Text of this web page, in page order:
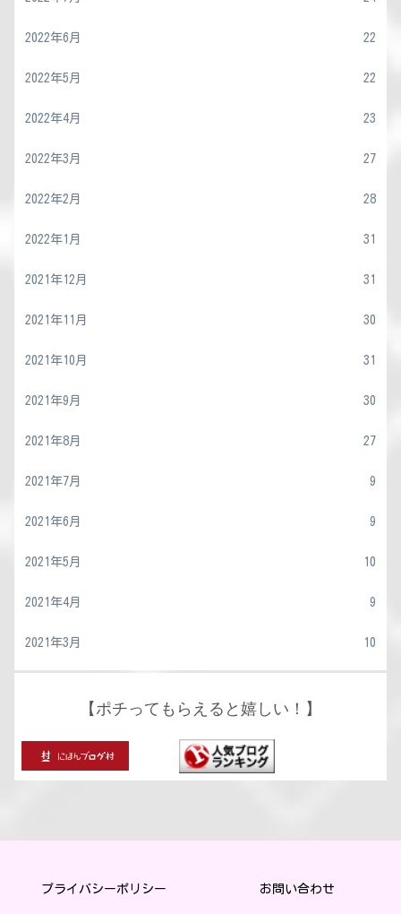
2022年6月 22
2022年5月 22
2022年4月 23
2022年3月 27
2022年2月 28
2022年1月 31
2021年12月 31
2021年11月 30
2021年10月 31
2021年9月 30
2021年8月 27
2021年7月 9
2021年6月 9
2021年5月 10
2021年4月 9
2021年3月 10
【ポチってもらえると嬉しい！】
プライバシーポリシー お問い合わせ